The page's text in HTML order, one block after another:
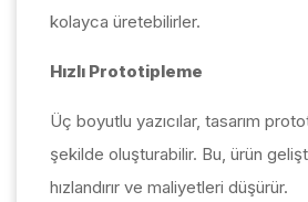
kolayca üretebilirler.
Hızlı Prototipleme
Üç boyutlu yazıcılar, tasarım
şekilde oluşturabilir. Bu, ürün
hızlandırır ve maliyetleri düşürür.